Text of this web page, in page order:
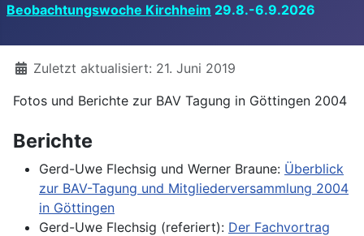
Beobachtungswoche Kirchheim 29.8.-6.9.2026
DetailsZuletzt aktualisiert: 21. Juni 2019
Fotos und Berichte zur BAV Tagung in Göttingen 2004
Berichte
Gerd-Uwe Flechsig und Werner Braune: Überblick
zur BAV-Tagung und Mitgliederversammlung 2004
in Göttingen
Gerd-Uwe Flechsig (referiert): Der Fachvortrag